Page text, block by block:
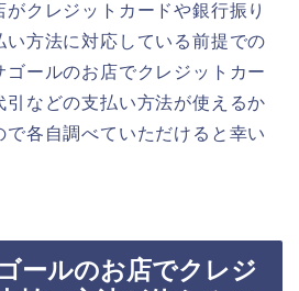
がクレジットカードや銀行振り
方法に対応している前提での
ゴールのお店でクレジットカー
引などの支払い方法が使えるか
で各自調べていただけると幸い
ールのお店でクレジ